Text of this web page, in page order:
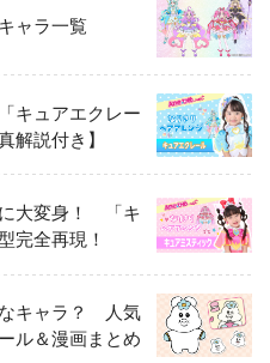
ャラ一覧
キュアエクレー
解説付き】
に大変身！ 「キ
完全再現！
なキャラ？ 人気
ル＆漫画まとめ